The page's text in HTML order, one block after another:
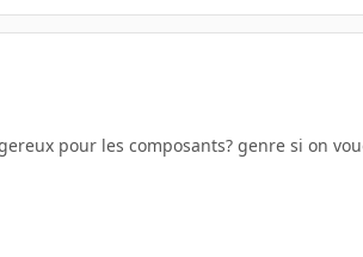
pour les composants? genre si on